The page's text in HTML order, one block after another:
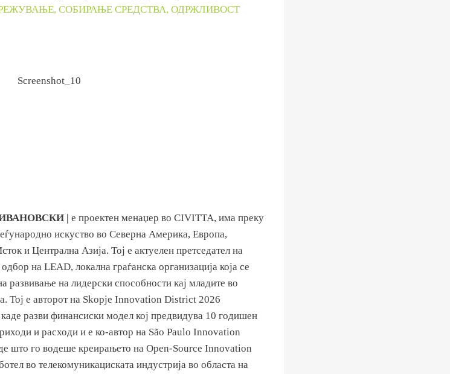
СОБИРАЊЕ СРЕДСТВА, ОДРЖЛИВОСТ
| е проектен менаџер во CIVITTA, има преку
искуство во Северна Америка, Европа,
и Централна Азија. Тој е актуелен претседател на
на LEAD, локална граѓанска организација која се
развивање на лидерски способности кај младите во
Тој е авторот на Skopje Innovation District 2026
каде разви финансиски модел кој предвидува 10 годишен
и расходи и е ко-автор на São Paulo Innovation
што го водеше креирањето на Open-Source Innovation
во телекомуникациската индустрија во областа на